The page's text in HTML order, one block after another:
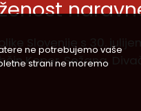
Slovenije s 30.
Koper, Sežana,
ne potrebujemo vaše
strani ne moremo